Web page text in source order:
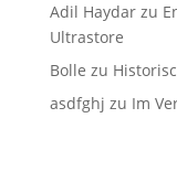
Adil Haydarzu
Ultrastore
Bolle zu
asdfghj zu Im